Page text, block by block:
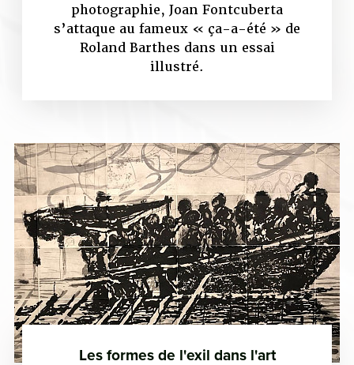
photographie, Joan Fontcuberta
s’attaque au fameux « ça-a-été » de
Roland Barthes dans un essai
illustré.
Les formes de l'exil dans l'art